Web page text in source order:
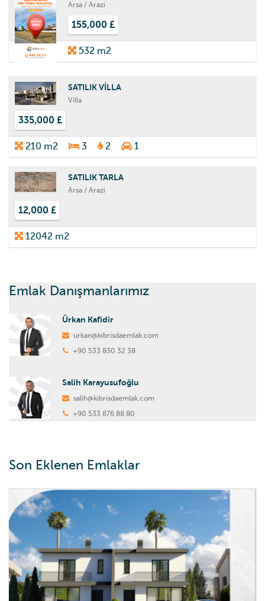
Arsa / Arazi
155,000 £
532 m2
SATILIK VİLLA
Villa
335,000 £
210 m2 3 2 1
SATILIK TARLA
Arsa / Arazi
12,000 £
12042 m2
Emlak Danışmanlarımız
Ürkan Kafidir
urkan@kibrisdaemlak.com
+90 533 830 32 38
Salih Karayusufoğlu
salih@kibrisdaemlak.com
+90 533 876 88 80
Son Eklenen Emlaklar